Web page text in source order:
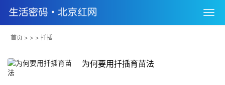
首页 > > > 扦插
为何要用扦插育苗法